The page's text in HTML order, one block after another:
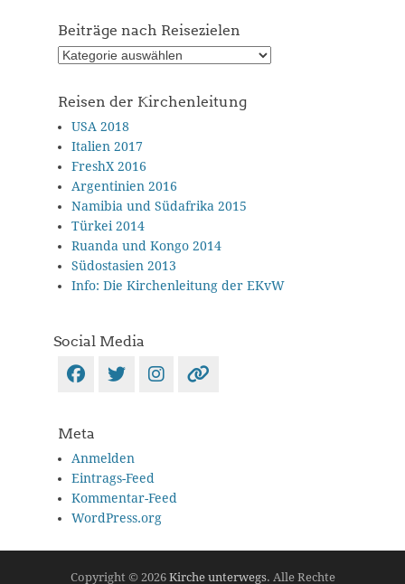
Beiträge nach Reisezielen
Beiträge
Reisezielen
Reisen der Kirchenleitung
USA 2018
Italien 2017
FreshX 2016
Argentinien 2016
Namibia und Südafrika 2015
Türkei 2014
Ruanda und Kongo 2014
Südostasien 2013
Info: Die Kirchenleitung der EKvW
Social Media
Facebook
Twitter
Instagram
Meta
Anmelden
Eintrags-Feed
Kommentar-Feed
WordPress.org
Copyright © 2026 Kirche unterwegs. Alle Rechte